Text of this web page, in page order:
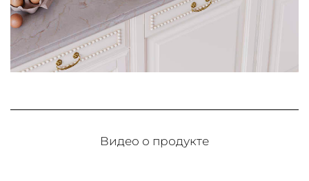
Видео о продукте